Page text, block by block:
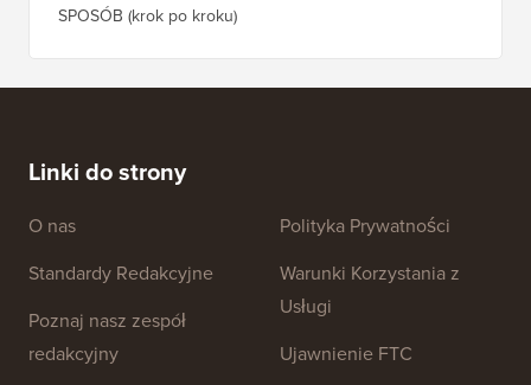
SPOSÓB (krok po kroku)
Linki do strony
O nas
Standardy Redakcyjne
Poznaj nasz zespół
redakcyjny
Polityka Prywatności
Warunki Korzystania z
Usługi
Ujawnienie FTC